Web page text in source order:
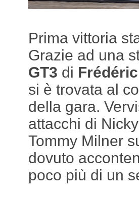
Prima vittoria
Grazie ad una
GT3 di
si è trovata al
della gara.
attacchi di
Tommy Milner
dovuto
poco più di un